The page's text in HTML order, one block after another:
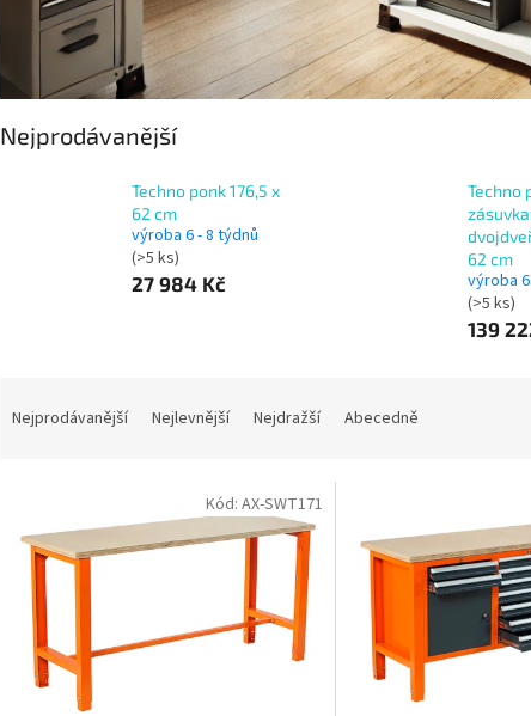
Nejprodávanější
Techno ponk 176,5 x
62 cm
výroba 6 - 8 týdnů
(>5 ks)
27 984 Kč
Techno
62 cm
výroba
(>5 ks)
139
Nejprodávanější Nejlevnější Nejdražší Abecedně
Kód: AX-SWT171